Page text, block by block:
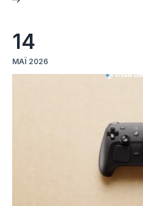
14
ΜΆΙ 2026